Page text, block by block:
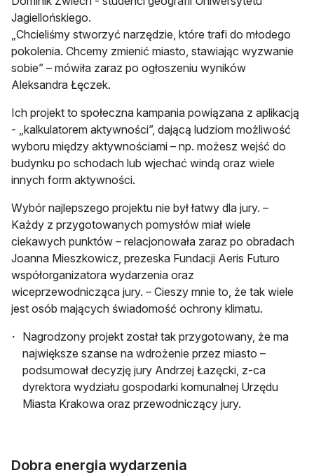
Jagiellońskiego.
„Chcieliśmy stworzyć narzędzie, które trafi do młodego
pokolenia. Chcemy zmienić miasto, stawiając wyzwanie
sobie” – mówiła zaraz po ogłoszeniu wyników
Aleksandra Łęczek.
Ich projekt to społeczna kampania powiązana z aplikacją
- „kalkulatorem aktywności”, dającą ludziom możliwość
wyboru między aktywnościami – np. możesz wejść do
budynku po schodach lub wjechać windą oraz wiele
innych form aktywności.
Wybór najlepszego projektu nie był łatwy dla jury. –
Każdy z przygotowanych pomysłów miał wiele
ciekawych punktów – relacjonowała zaraz po obradach
Joanna Mieszkowicz, prezeska Fundacji Aeris Futuro
współorganizatora wydarzenia oraz
wiceprzewodnicząca jury. – Cieszy mnie to, że tak wiele
jest osób mających świadomość ochrony klimatu.
Nagrodzony projekt został tak przygotowany, że ma
największe szanse na wdrożenie przez miasto –
podsumował decyzję jury Andrzej Łazęcki, z-ca
dyrektora wydziału gospodarki komunalnej Urzędu
Miasta Krakowa oraz przewodniczący jury.
Dobra energia wydarzenia